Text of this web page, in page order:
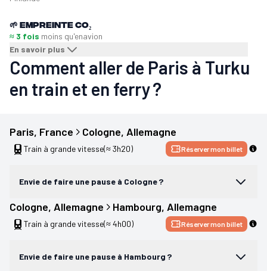
🌱 Empreinte CO₂
≈ 3 fois moins qu'enavion
En savoir plus
Comment aller de Paris à Turku
en train et en ferry ?
Paris, France Cologne, Allemagne
Train à grande vitesse(≈ 3h20) Réserver mon billet
Envie de faire une pause à Cologne ?
Cologne, Allemagne Hambourg, Allemagne
Train à grande vitesse(≈ 4h00) Réserver mon billet
Envie de faire une pause à Hambourg ?